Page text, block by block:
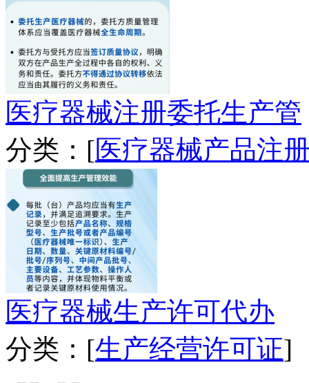
医疗器械注册委托生产管
分类：[医疗器械产品注
医疗器械生产许可代办
分类：[生产经营许可证]